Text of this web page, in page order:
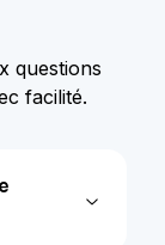
questions
facilité.